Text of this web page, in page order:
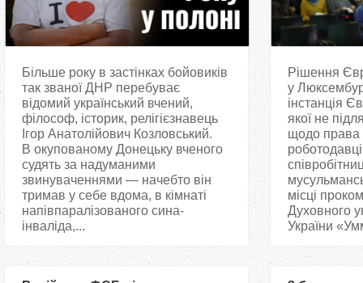
Більше року в застінках бойовиків
так званої ДНР перебуває
відомий український вчений,
філософ, історик, релігієзнавець
Ігор Анатолійович Козловський.
В окупованому Донецьку вченого
судять за надуманими
звинуваченнями — начебто він
тримав у себе вдома, в кімнаті
напівпаралізованого сина-
інваліда,...
Рішення
у
інстанція
якої не
щодо права
місці
Духовного
України